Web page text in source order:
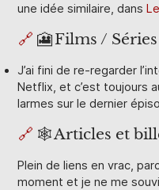
une idée similaire, dans
🔗 🎦 Films / Séries
J’ai fini de re-regarder
Netflix, et c’est toujours
larmes sur le dernier
🔗 🕸️ Articles et
Plein de liens en vrac,
moment et je ne me